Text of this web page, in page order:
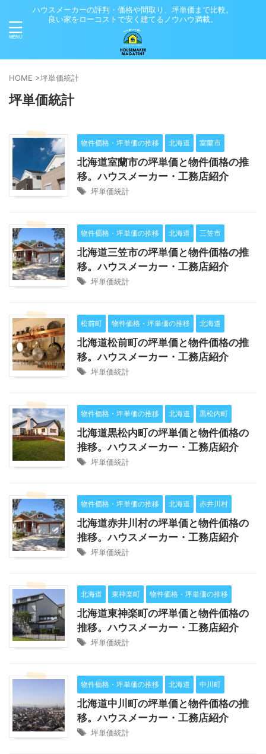
ハウスメーカーの評判・価格や間取り、坪単価まで比較。
良い家をローコストで安く建てるノウハウ満載。
HOME >坪単価統計
坪単価統計
物件価格・坪単価の推移 北海道 室蘭市
北海道室蘭市の坪単価と物件価格の推
移。ハウスメーカー・工務店紹介
坪単価統計
物件価格・坪単価の推移 北海道 三笠市
北海道三笠市の坪単価と物件価格の推
移。ハウスメーカー・工務店紹介
坪単価統計
松前町 物件価格・坪単価の推移 北海道
北海道松前町の坪単価と物件価格の推
移。ハウスメーカー・工務店紹介
坪単価統計
物件価格・坪単価の推移 北海道 黒松内町
北海道黒松内町の坪単価と物件価格の
推移。ハウスメーカー・工務店紹介
坪単価統計
物件価格・坪単価の推移 北海道 赤井川村
北海道赤井川村の坪単価と物件価格の
推移。ハウスメーカー・工務店紹介
坪単価統計
北海道 東神楽町 物件価格・坪単価の推移
北海道東神楽町の坪単価と物件価格の
推移。ハウスメーカー・工務店紹介
坪単価統計
物件価格・坪単価の推移 北海道 中川町
北海道中川町の坪単価と物件価格の推
移。ハウスメーカー・工務店紹介
坪単価統計